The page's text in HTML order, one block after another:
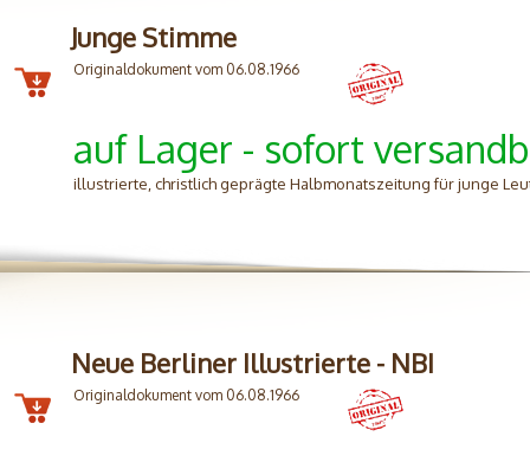
Junge Stimme
Originaldokument vom 06.08.1966
auf Lager - sofort
illustrierte, christlich geprägte Halbmonatszeitung für junge
Neue Berliner Illustrierte - NBI
Originaldokument vom 06.08.1966